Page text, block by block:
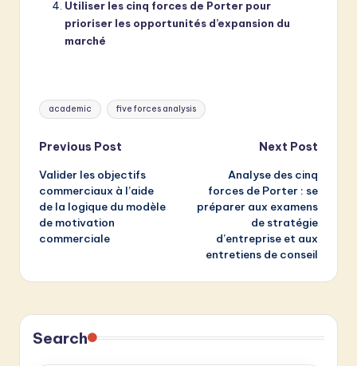
Utiliser les cinq forces de Porter pour
prioriser les opportunités d’expansion du
marché
Tags:
academic five forces analysis
Post
navigation
Previous Post
Valider les objectifs
commerciaux à l’aide
de la logique du modèle
de motivation
commerciale
Next Post
Analyse des cinq
forces de Porter : se
préparer aux examens
de stratégie
d’entreprise et aux
entretiens de conseil
Search